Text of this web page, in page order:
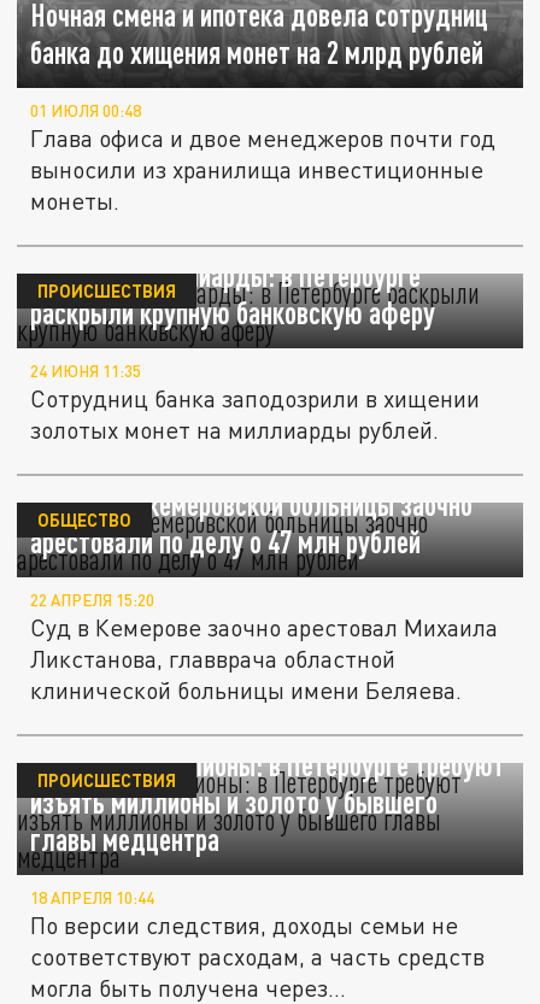
Ночная смена и ипотека довела сотрудниц
банка до хищения монет на 2 млрд рублей
01 ИЮЛЯ 00:48
Глава офиса и двое менеджеров почти год
выносили из хранилища инвестиционные
монеты.
Золото на миллиарды: в Петербурге
раскрыли крупную банковскую аферу
ПРОИСШЕСТВИЯ
24 ИЮНЯ 11:35
Сотрудниц банка заподозрили в хищении
золотых монет на миллиарды рублей.
Главврача кемеровской больницы заочно
арестовали по делу о 47 млн рублей
ОБЩЕСТВО
22 АПРЕЛЯ 15:20
Суд в Кемерове заочно арестовал Михаила
Ликстанова, главврача областной
клинической больницы имени Беляева.
Активы на миллионы: в Петербурге требуют
изъять миллионы и золото у бывшего
главы медцентра
ПРОИСШЕСТВИЯ
18 АПРЕЛЯ 10:44
По версии следствия, доходы семьи не
соответствуют расходам, а часть средств
могла быть получена через...